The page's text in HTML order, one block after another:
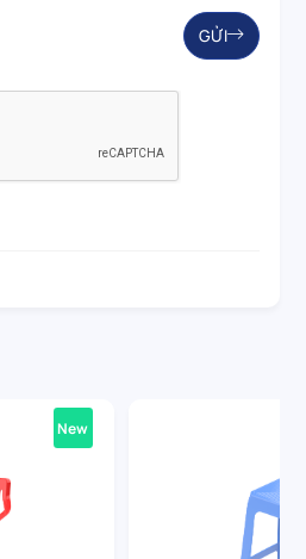
GỬI
New